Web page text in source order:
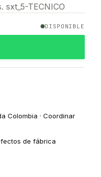
TECNICO
DISPONIBLE
Colombia · Coordinar
de fábrica